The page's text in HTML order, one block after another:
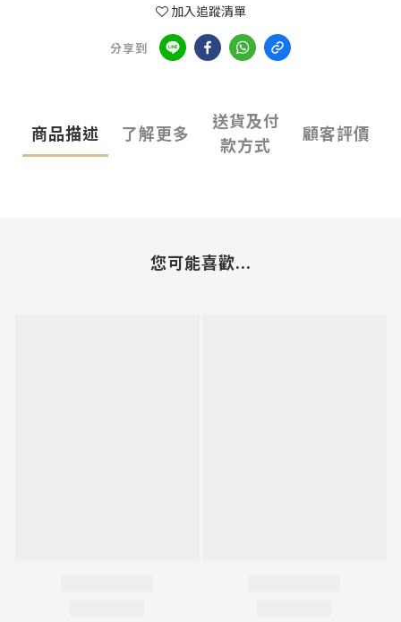
加入追蹤清單
分享到
商品描述 了解更多
送貨及付
款方式
顧客評價
您可能喜歡...